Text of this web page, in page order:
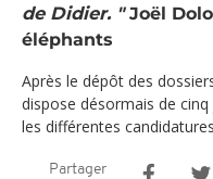
de Didier. "Joël
éléphants
Après le dépôt des
dispose désormais de
les différentes
Partager